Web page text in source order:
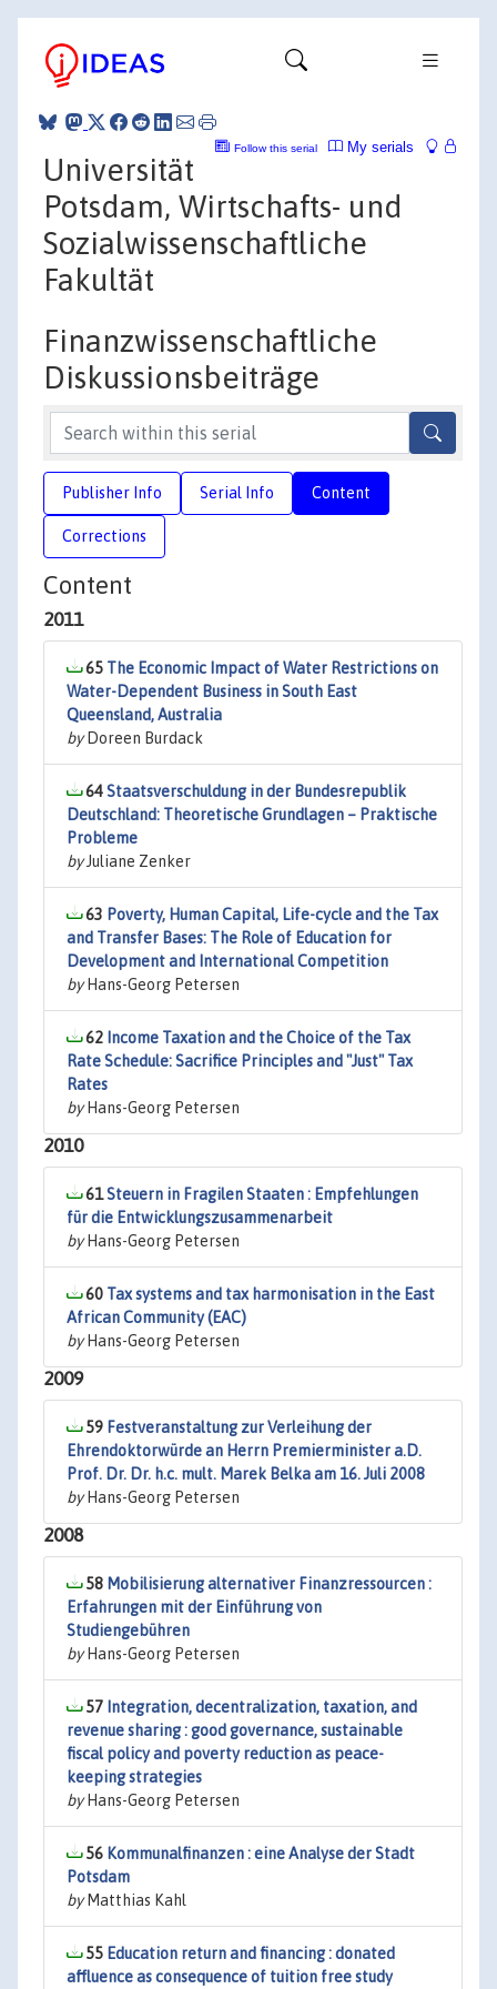
My serials
Follow this serial
Universität
Potsdam, Wirtschafts- und
Sozialwissenschaftliche
Fakultät
Finanzwissenschaftliche
Diskussionsbeiträge
Publisher Info Serial Info Content
Corrections
Content
2011
65 The Economic Impact of Water Restrictions on
Water-Dependent Business in South East
Queensland, Australia
byDoreen Burdack
64Staatsverschuldung in der Bundesrepublik
Deutschland: Theoretische Grundlagen – Praktische
Probleme
byJuliane Zenker
63 Poverty, Human Capital, Life-cycle and the Tax
and Transfer Bases: The Role of Education for
Development and International Competition
byHans-Georg Petersen
62 Income Taxation and the Choice of the Tax
Rate Schedule: Sacrifice Principles and "Just" Tax
Rates
byHans-Georg Petersen
2010
61Steuern in Fragilen Staaten : Empfehlungen
für die Entwicklungszusammenarbeit
byHans-Georg Petersen
60 Tax systems and tax harmonisation in the East
African Community (EAC)
byHans-Georg Petersen
2009
59 Festveranstaltung zur Verleihung der
Ehrendoktorwürde an Herrn Premierminister a.D.
Prof. Dr. Dr. h.c. mult. Marek Belka am 16. Juli 2008
byHans-Georg Petersen
2008
58 Mobilisierung alternativer Finanzressourcen :
Erfahrungen mit der Einführung von
Studiengebühren
byHans-Georg Petersen
57 Integration, decentralization, taxation, and
revenue sharing : good governance, sustainable
fiscal policy and poverty reduction as peace-
keeping strategies
byHans-Georg Petersen
56 Kommunalfinanzen : eine Analyse der Stadt
Potsdam
byMatthias Kahl
55 Education return and financing : donated
affluence as consequence of tuition free study